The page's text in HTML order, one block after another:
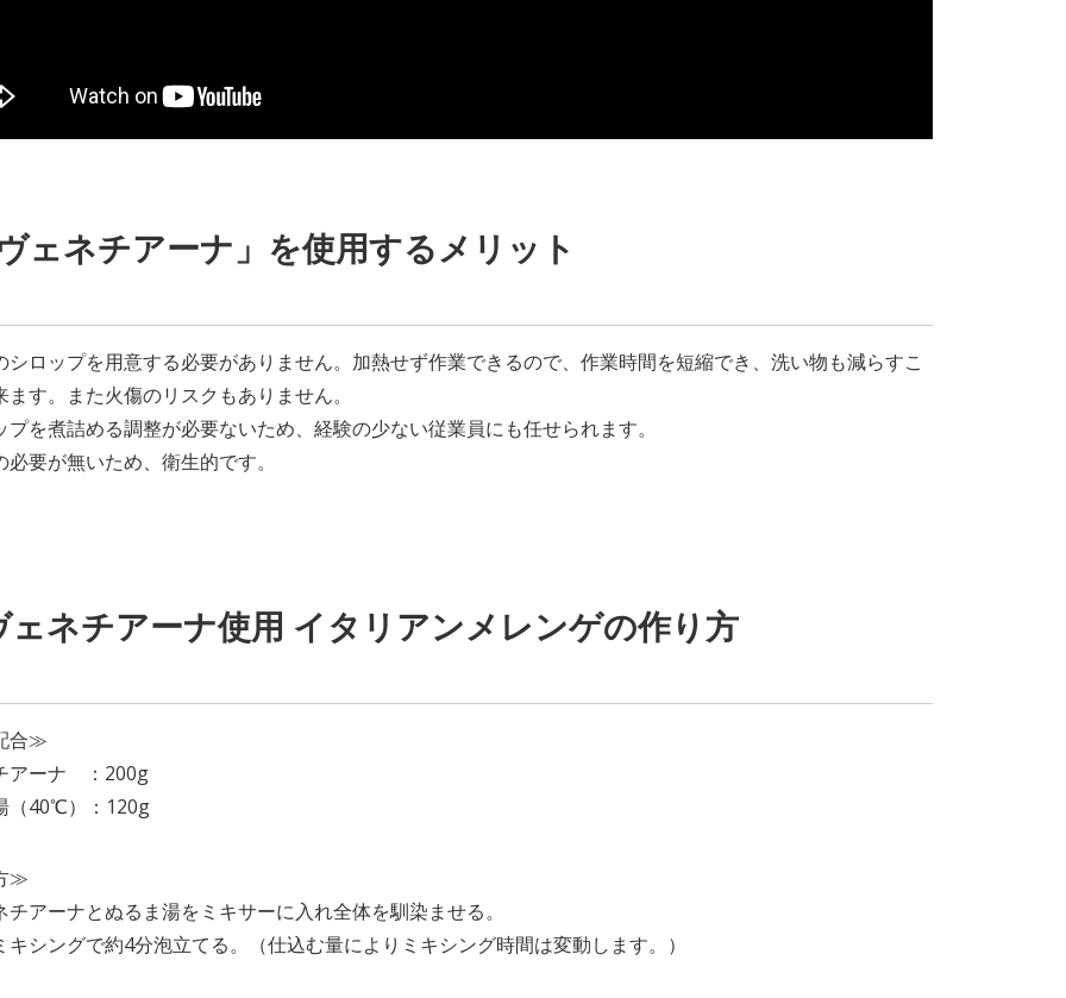
ェネチアーナ」を使用するメリット
シロップを用意する必要がありません。加熱せず作業できるので、作業時間を短縮でき、洗い物も減らすこ
ます。また火傷のリスクもありません。
プを煮詰める調整が必要ないため、経験の少ない従業員にも任せられます。
必要が無いため、衛生的です。
ネチアーナ使用 イタリアンメレンゲの作り方
合≫
アーナ ：200g
（40℃）：120g
≫
アーナとぬるま湯をミキサーに入れ全体を馴染ませる。
シングで約4分泡立てる。（仕込む量によりミキシング時間は変動します。）